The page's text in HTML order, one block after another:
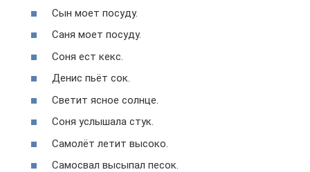
Сын моет посуду.
Саня моет посуду.
Соня ест кекс.
Денис пьёт сок.
Светит ясное солнце.
Соня услышала стук.
Самолёт летит высоко.
Самосвал высыпал песок.